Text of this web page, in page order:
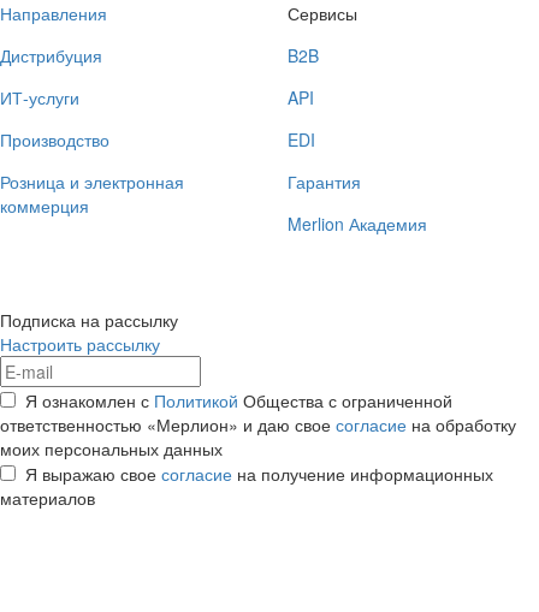
Направления
Дистрибуция
ИТ-услуги
Производство
Розница и электронная
коммерция
Сервисы
B2B
API
EDI
Гарантия
Merlion Академия
Подписка на рассылку
Настроить рассылку
Я ознакомлен с Политикой Общества с ограниченной
ответственностью «Мерлион» и даю свое согласие на обработку
моих персональных данных
Я выражаю свое согласие на получение информационных
материалов